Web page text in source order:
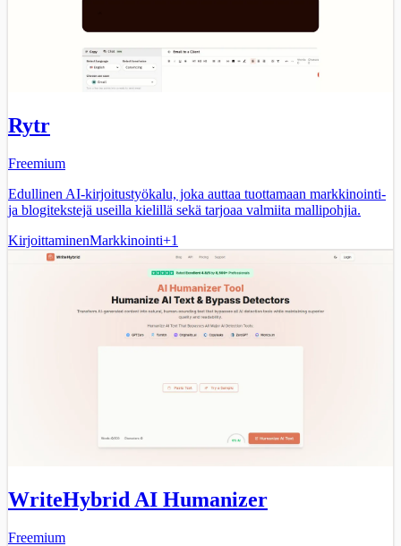
Rytr
Freemium
Edullinen AI-kirjoitustyökalu, joka auttaa tuottamaan markkinointi-
ja blogitekstejä useilla kielillä sekä tarjoaa valmiita mallipohjia.
KirjoittaminenMarkkinointi+1
WriteHybrid AI Humanizer
Freemium